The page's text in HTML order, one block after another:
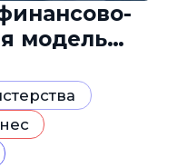
модель
путь»